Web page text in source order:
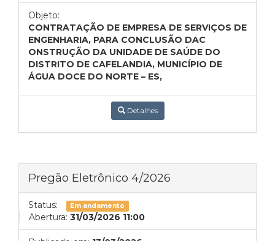
Objeto:
CONTRATAÇÃO DE EMPRESA DE SERVIÇOS DE
ENGENHARIA, PARA CONCLUSÃO DAC
ONSTRUÇÃO DA UNIDADE DE SAÚDE DO
DISTRITO DE CAFELANDIA, MUNICÍPIO DE
ÁGUA DOCE DO NORTE – ES,
Detalhes
Pregão Eletrônico 4/2026
Status: Em andamento
Abertura: 31/03/2026 11:00